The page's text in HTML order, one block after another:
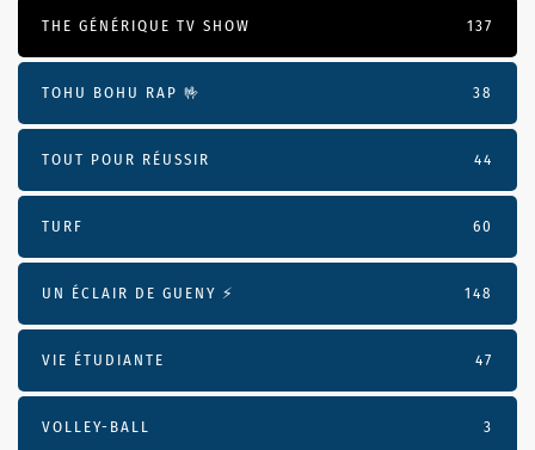
THE GÉNÉRIQUE TV SHOW 137
TOHU BOHU RAP 🤟 38
TOUT POUR RÉUSSIR 44
TURF 60
UN ÉCLAIR DE GUENY ⚡️ 148
VIE ÉTUDIANTE 47
VOLLEY-BALL 3